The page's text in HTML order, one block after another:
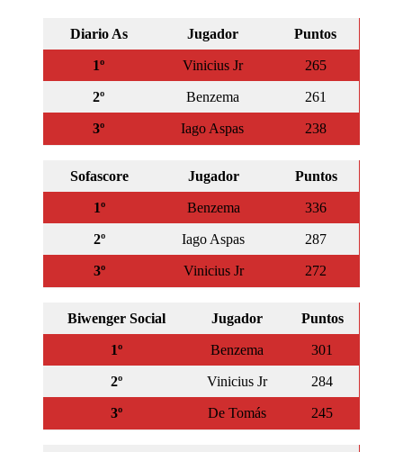
Diario As Jugador Puntos
1º Vinicius Jr 265
2º Benzema 261
3º Iago Aspas 238
Sofascore Jugador Puntos
1º Benzema 336
2º Iago Aspas 287
3º Vinicius Jr 272
Biwenger Social Jugador Puntos
1º Benzema 301
2º Vinicius Jr 284
3º De Tomás 245